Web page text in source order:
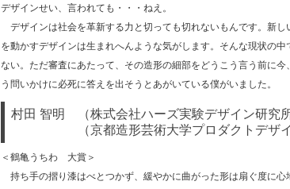
デザインせい、言われても・・・ねえ。
デザインは社会を革新する力と切っても切れないもんです。新
を動かすデザインは生まれへんような気がします。そんな現状の
ない。ただ審査にあたって、その造形の細部をどうこう言う前に
う問いかけに必死に答えを出そうとあがいている僕がいました。
村田 智明 （株式会社ハーズ実験デザイン研究所
（京都造形芸術大学プロダクトデザイン
＜鶴亀うちわ 大賞＞
持ち手の摺り漆はべとつかず、緩やかに曲がった形は扇ぐ度に